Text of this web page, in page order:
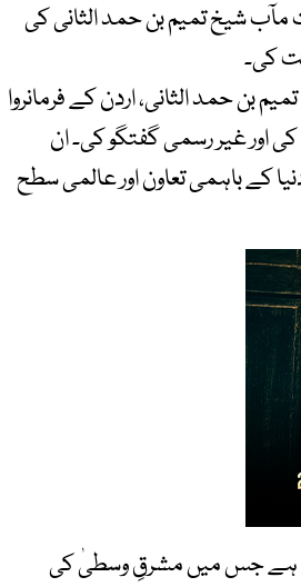
مآب شیخ تمیم بن حمد الثانی کی
کی۔
بن حمد الثانی، اردن کے فرمانروا
کی اور غیر رسمی گفتگو کی۔ ان
کے باہمی تعاون اور عالمی سطح
ہے جس میں مشرقِ وسطیٰ کی